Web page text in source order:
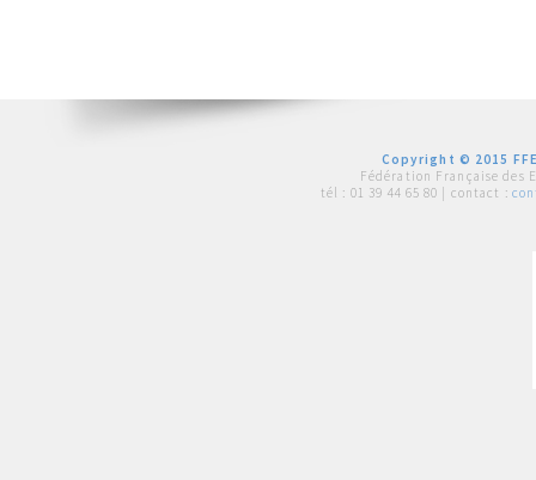
Copyright © 2015
Fédération Française des
tél : 01 39 44 65 80 | contact :